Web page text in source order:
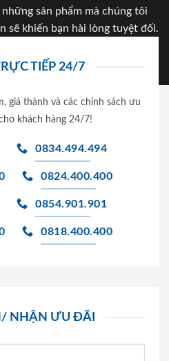
sản phẩm mà chúng tôi
sẽ khiến bạn hài lòng tuyệt đối.
TIẾP 24/7
giá thành và các chính sách ưu
khách hàng 24/7!
0834.494.494
0824.400.400
0854.901.901
0818.400.400
NHẬN ƯU ĐÃI